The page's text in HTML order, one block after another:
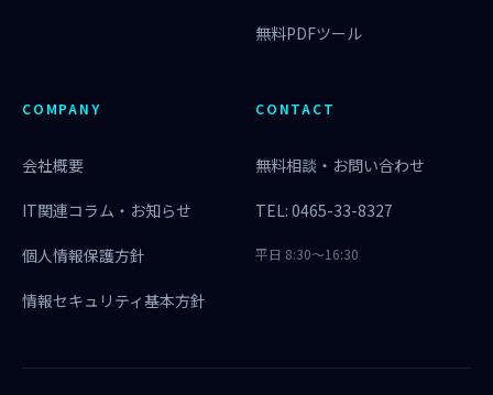
無料PDFツール
COMPANY
会社概要
IT関連コラム・お知らせ
個人情報保護方針
情報セキュリティ基本方針
CONTACT
無料相談・お問い合わせ
TEL: 0465-33-8327
平日 8:30〜16:30